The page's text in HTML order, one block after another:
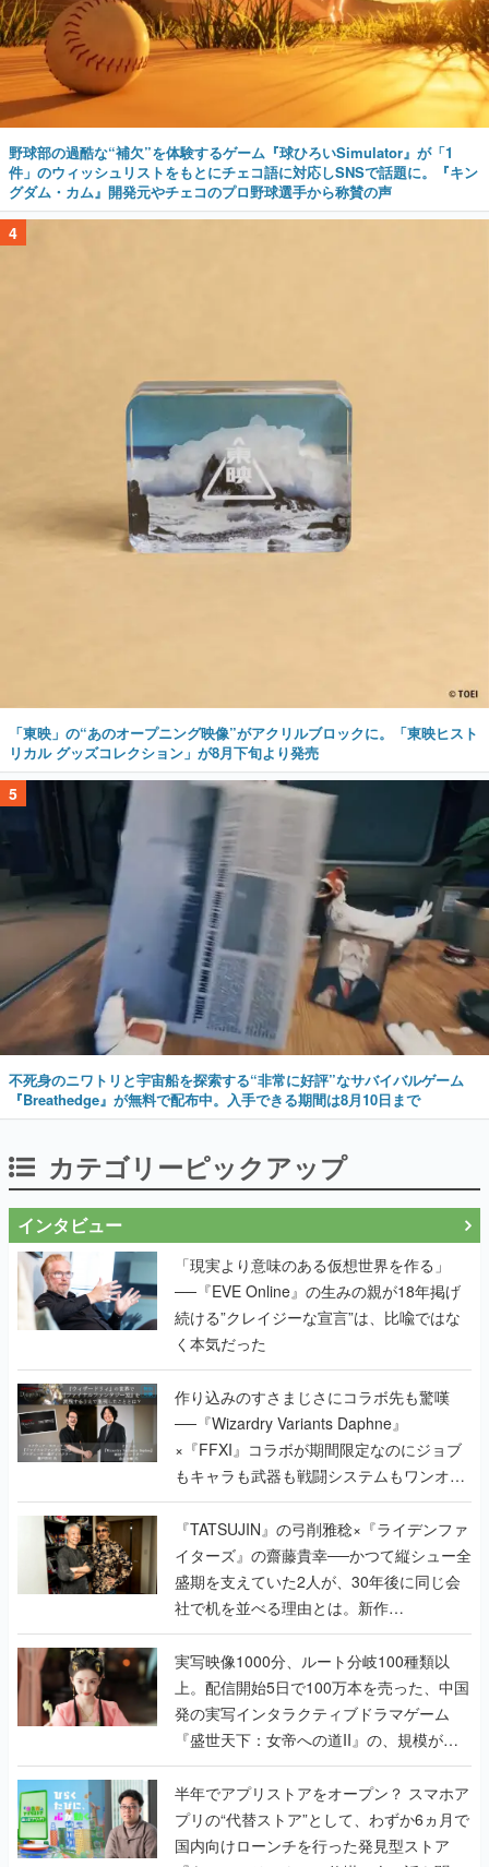
野球部の過酷な“補欠”を体験するゲーム『球ひろいSimulator』が「1
件」のウィッシュリストをもとにチェコ語に対応しSNSで話題に。『キン
グダム・カム』開発元やチェコのプロ野球選手から称賛の声
4
「東映」の“あのオープニング映像”がアクリルブロックに。「東映ヒスト
リカル グッズコレクション」が8月下旬より発売
5
不死身のニワトリと宇宙船を探索する“非常に好評”なサバイバルゲーム
『Breathedge』が無料で配布中。入手できる期間は8月10日まで
カテゴリーピックアップ
インタビュー
「現実より意味のある仮想世界を作る」
──『EVE Online』の生みの親が18年掲げ
続ける”クレイジーな宣言”は、比喩ではな
く本気だった
作り込みのすさまじさにコラボ先も驚嘆
──『Wizardry Variants Daphne』
×『FFXI』コラボが期間限定なのにジョブ
もキャラも武器も戦闘システムもワンオフ
で作り込まれた理由を両ディレクターに聞
く
『TATSUJIN』の弓削雅稔×『ライデンファ
イターズ』の齋藤貴幸──かつて縦シュー全
盛期を支えていた2人が、30年後に同じ会
社で机を並べる理由とは。新作
『TATSUJIN EXTREME』で初タッグを組
んだレジェンド2人に訊く開発秘話
実写映像1000分、ルート分岐100種類以
上。配信開始5日で100万本を売った、中国
発の実写インタラクティブドラマゲーム
『盛世天下：女帝への道II』の、規模が違
うこだわりをプロデューサーに聞いた
半年でアプリストアをオープン？ スマホア
プリの“代替ストア”として、わずか6ヵ月で
国内向けローンチを行った発見型ストア